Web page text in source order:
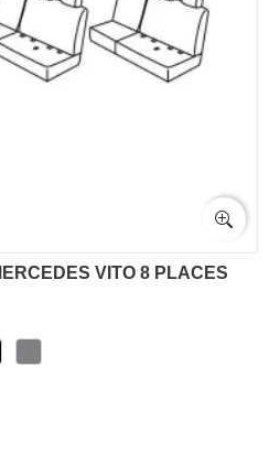
VITO 8 PLACES